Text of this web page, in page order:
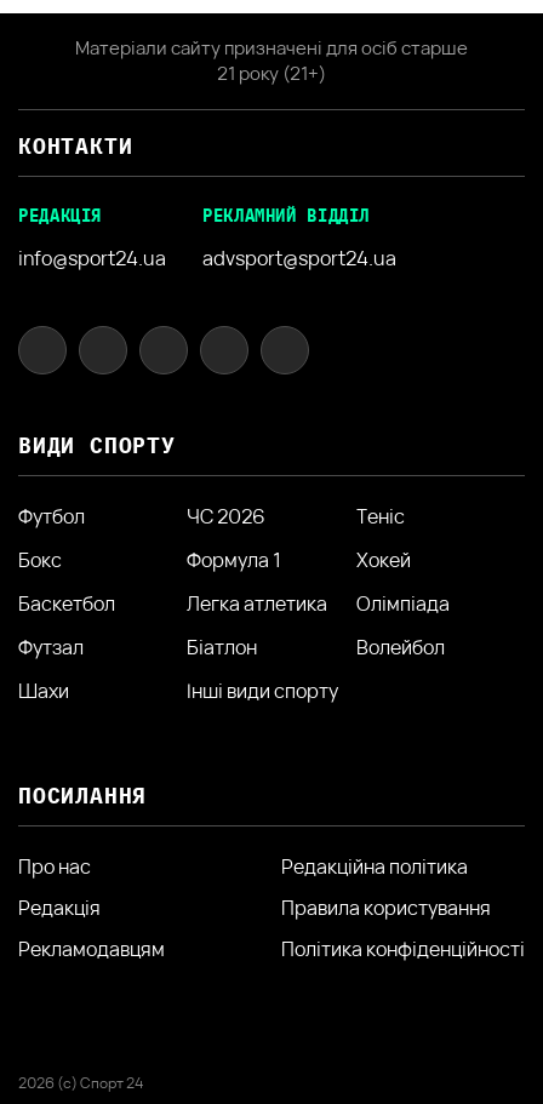
Матеріали сайту призначені для осіб старше
21 року (21+)
КОНТАКТИ
РЕДАКЦІЯ
info@sport24.ua
РЕКЛАМНИЙ ВІДДІЛ
advsport@sport24.ua
ВИДИ СПОРТУ
Футбол ЧС 2026
Теніс
Бокс
Формула 1
Хокей
Баскетбол
Легка атлетика
Олімпіада
Футзал
Біатлон
Волейбол
Шахи
Інші види спорту
ПОСИЛАННЯ
Про нас
Редакція
Рекламодавцям
Редакційна політика
Правила користування
Політика конфіденційності
2026 (с) Спорт 24